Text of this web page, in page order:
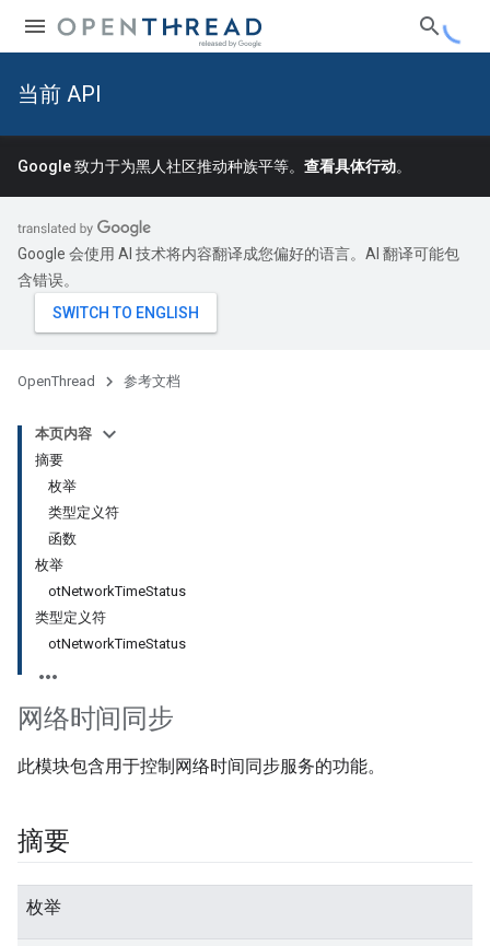
当前 API
Google 致力于为黑人社区推动种族平等。 查看具体行动。
Google 会使用 AI 技术将内容翻译成您偏好的语言。AI 翻译可能包
含错误。
OpenThread 参考文档
本页内容
摘要
枚举
类型定义符
函数
枚举
otNetworkTimeStatus
类型定义符
otNetworkTimeStatus
网络时间同步
此模块包含用于控制网络时间同步服务的功能。
摘要
枚举